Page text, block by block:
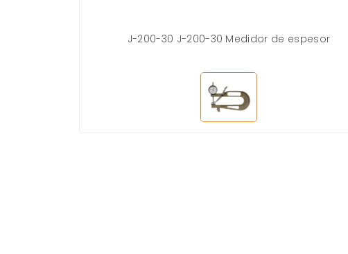
J-200-30 J-200-30 Medidor de espesor